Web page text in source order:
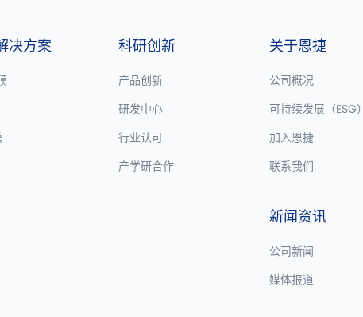
决方案 科研创新
产品创新
研发中心
行业认可
产学研合作
关于恩捷
公司概况
可持续发展（ESG）
加入恩捷
联系我们
新闻资讯
公司新闻
媒体报道